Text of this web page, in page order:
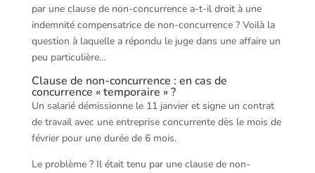
par une clause de non-concurrence a-t-il droit à une
indemnité compensatrice de non-concurrence ? Voilà la
question à laquelle a répondu le juge dans une affaire un
peu particulière…
Clause de non-concurrence : en cas de
concurrence « temporaire » ?
Un salarié démissionne le 11 janvier et signe un contrat
de travail avec une entreprise concurrente dès le mois de
février pour une durée de 6 mois.
Le problème ? Il était tenu par une clause de non-